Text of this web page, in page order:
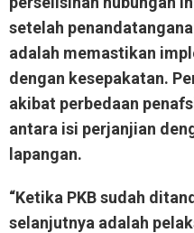
setelah
adalah memastikan
dengan kesepakatan.
akibat perbedaan
antara isi perjanjian
lapangan.
“Ketika PKB sudah
selanjutnya adalah